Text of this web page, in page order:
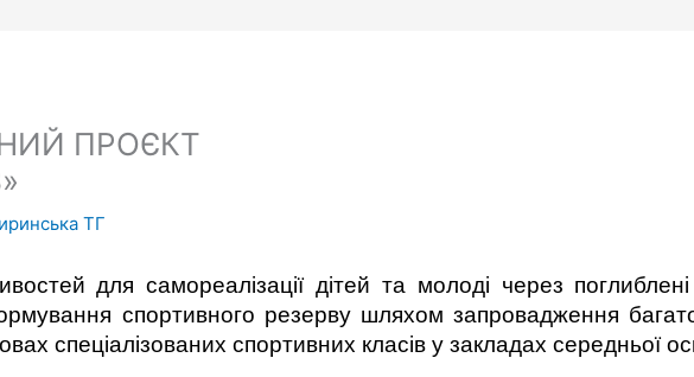
ПРОЄКТ
ТГ
для самореалізації дітей та молоді через
спортивного резерву шляхом запровадження
спеціалізованих спортивних класів у закладах середньої